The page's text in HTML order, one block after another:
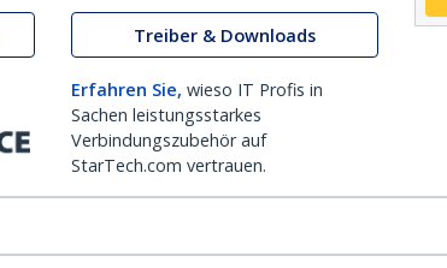
Treiber & Downloads
Erfahren Sie, wieso IT Profis in
Sachen leistungsstarkes
Verbindungszubehör auf
StarTech.com vertrauen.